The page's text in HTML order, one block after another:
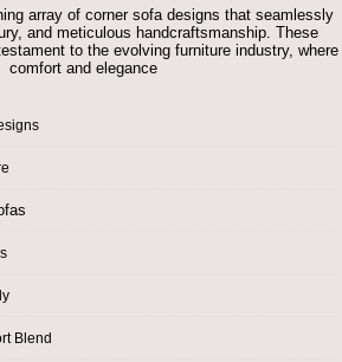
array of corner sofa designs that seamlessly
and meticulous handcraftsmanship. These
to the evolving furniture industry, where
comfort and elegance
Blend